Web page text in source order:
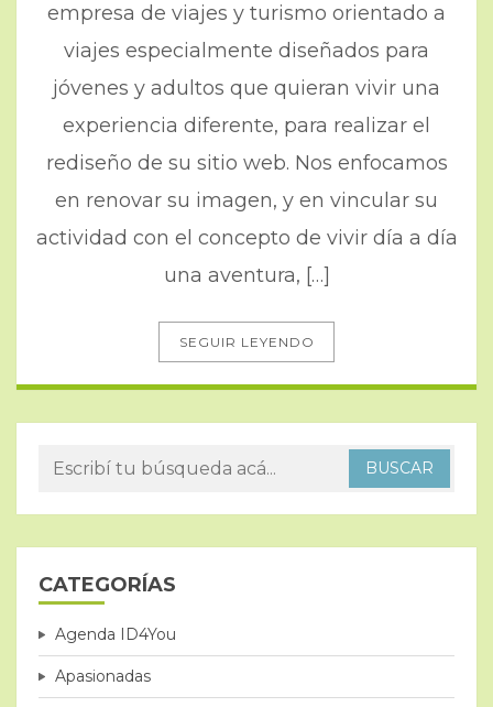
empresa de viajes y turismo orientado a
viajes especialmente diseñados para
jóvenes y adultos que quieran vivir una
experiencia diferente, para realizar el
rediseño de su sitio web. Nos enfocamos
en renovar su imagen, y en vincular su
actividad con el concepto de vivir día a día
una aventura, […]
SEGUIR LEYENDO
CATEGORÍAS
Agenda ID4You
Apasionadas